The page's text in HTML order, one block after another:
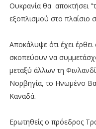
Ουκρανία θα αποκτήσει
εξοπλισμού στο πλαίσιο
Αποκάλυψε ότι έχει
σκοπεύουν να
μεταξύ άλλων τη
Νορβηγία, το Ηνωμένο
Καναδά.
Ερωτηθείς ο πρόεδρος